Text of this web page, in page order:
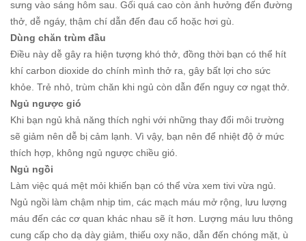
sưng vào sáng hôm sau. Gối quá cao còn ảnh hưởng đến đường
thở, dễ ngáy, thậm chí dẫn đến đau cổ hoặc hơi gù.
Dùng chăn trùm đầu
Điều này dễ gây ra hiện tượng khó thở, đồng thời bạn có thể hít
khí carbon dioxide do chính mình thở ra, gây bất lợi cho sức
khỏe. Trẻ nhỏ, trùm chăn khi ngủ còn dẫn đến nguy cơ ngạt thở.
Ngủ ngược gió
Khi bạn ngủ khả năng thích nghi với những thay đổi môi trường
sẽ giảm nên dễ bị cảm lạnh. Vì vậy, bạn nên để nhiệt độ ở mức
thích hợp, không ngủ ngược chiều gió.
Ngủ ngồi
Làm việc quá mệt mỏi khiến bạn có thể vừa xem tivi vừa ngủ.
Ngủ ngồi làm chậm nhịp tim, các mạch máu mở rộng, lưu lượng
máu đến các cơ quan khác nhau sẽ ít hơn. Lượng máu lưu thông
cung cấp cho dạ dày giảm, thiếu oxy não, dẫn đến chóng mặt, ù